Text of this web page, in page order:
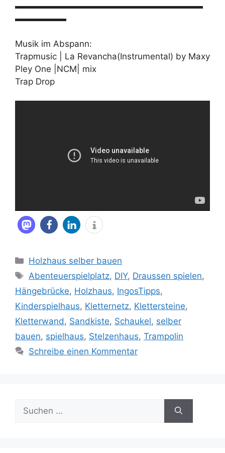
▬▬▬▬▬▬▬▬▬▬▬▬▬▬▬▬▬▬▬▬▬▬
▬▬▬▬▬▬
Musik im Abspann:
Trapmusic | La Revancha(Instrumental) by Maxy
Pley One |NCM| mix
Trap Drop
Kategorien
Holzhaus selber bauen
Schlagwörter
Abenteuerspielplatz, DIY, Draussen spielen,
Hängebrücke, Holzhaus, IngosTipps,
Kinderspielhaus, Kletternetz, Klettersteine,
Kletterwand , Sandkiste, Schaukel, selber
bauen, spielhaus, Stelzenhaus, Trampolin
Schreibe einen Kommentar
nach: